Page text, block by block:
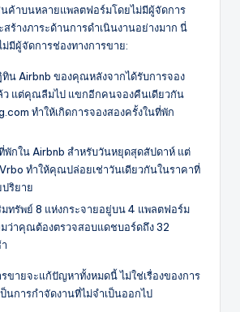
นค้าบนหลายแพลตฟอร์มโดยไม่มีผู้จัดการ
ร้างภาระด้านการดำเนินงานอย่างมาก นี่
มีผู้จัดการช่องทางการขาย:
น Airbnb ของคุณหลังจากได้รับการจอง
ว แต่คุณลืมไป แขกอีกคนจองคืนเดียวกัน
ทำให้เกิดการจองสองครั้งในที่พัก
กใน Airbnb สำหรับวันหยุดสุดสัปดาห์ แต่
ทำให้คุณปล่อยเช่าวันเดียวกันในราคาที่
ปริยาย
ทรัพย์ 8 แห่งกระจายอยู่บน 4 แพลตฟอร์ม
ว่าคุณต้องตรวจสอบแดชบอร์ดถึง 32
ขายจะแก้ปัญหาทั้งหมดนี้ ไม่ใช่เรื่องของการ
นการกำจัดงานที่ไม่จำเป็นออกไป